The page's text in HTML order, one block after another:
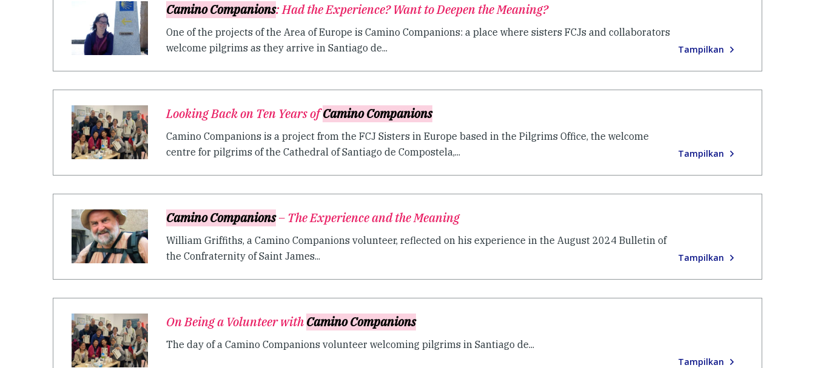
Camino Companions: Had the Experience? Want to Deepen the Meaning?
One of the projects of the Area of Europe is Camino Companions: a place where sisters FCJs and collaborators
welcome pilgrims as they arrive in Santiago de...
Tampilkan
Looking Back on Ten Years ofCamino Companions
Camino Companions is a project from the FCJ Sisters in Europe based in the Pilgrims Office, the welcome
centre for pilgrims of the Cathedral of Santiago de Compostela,...
Tampilkan
Camino Companions– The Experience and the Meaning
William Griffiths, a Camino Companions volunteer, reflected on his experience in the August 2024 Bulletin of
the Confraternity of Saint James...
Tampilkan
On Being a Volunteer withCamino Companions
The day of a Camino Companions volunteer welcoming pilgrims in Santiago de...
Tampilkan